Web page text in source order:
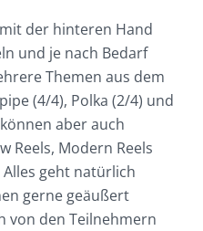
der hinteren Hand
und je nach Bedarf
Themen aus dem
(4/4), Polka (2/4) und
aber auch
Reels, Modern Reels
geht natürlich
gerne geäußert
von den Teilnehmern